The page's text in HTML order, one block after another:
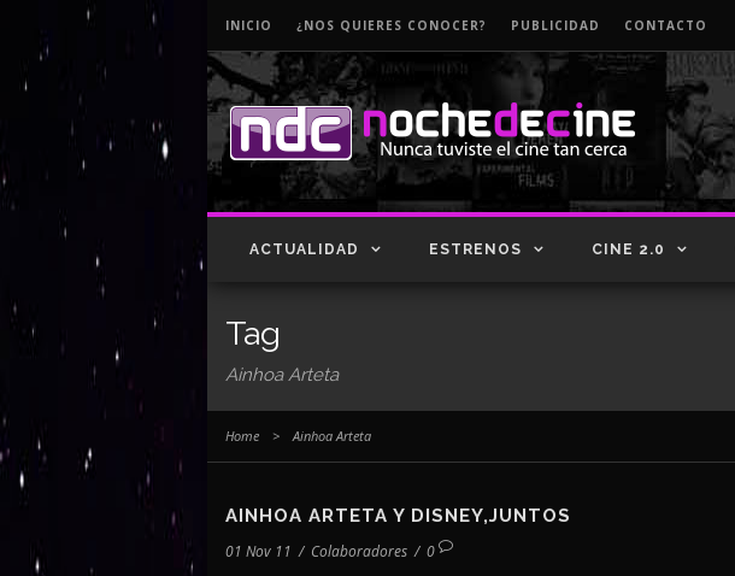
INICIO ¿NOS QUIERES CONOCER? PUBLICIDAD CONTACTO
ACTUALIDAD ESTRENOS CINE 2.0
Tag
Ainhoa Arteta
Home > Ainhoa Arteta
AINHOA ARTETA Y DISNEY,JUNTOS
01 Nov 11 / Colaboradores / 0